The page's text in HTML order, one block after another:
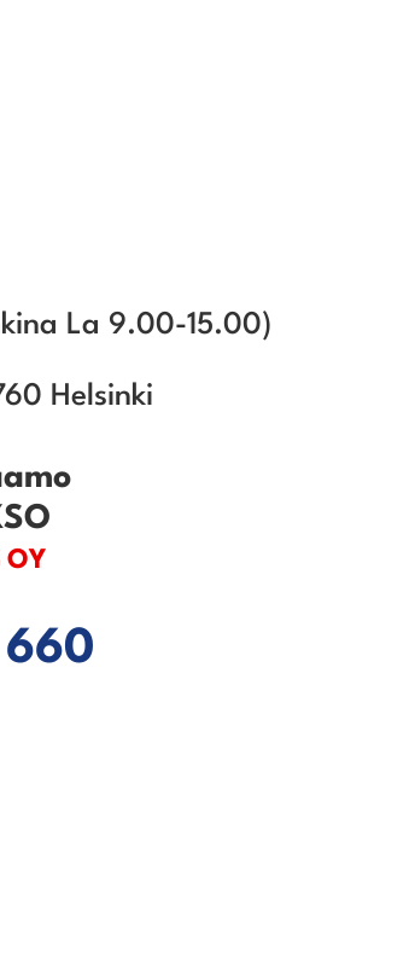
La 9.00-15.00)
Helsinki
OY